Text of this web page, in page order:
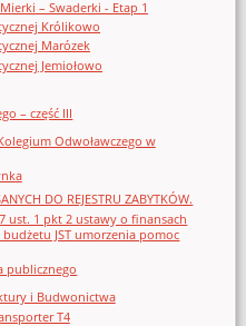
– Swaderki - Etap 1
Królikowo
Marózek
Jemiołowo
– część III
Odwoławczego w
DO REJESTRU ZABYTKÓW.
ust. 1 pkt 2 ustawy o finansach
JST umorzenia pomoc
publicznego
i Budwonictwa
T4